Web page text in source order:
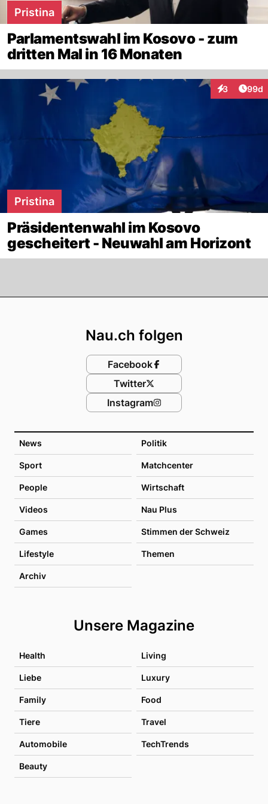
Pristina
Parlamentswahl im Kosovo - zum
dritten Mal in 16 Monaten
3
Interaktionen
99d
Pristina
Präsidentenwahl im Kosovo
gescheitert - Neuwahl am Horizont
News Politik
Sport Matchcenter
People Wirtschaft
Videos Nau Plus
Games Stimmen der Schweiz
Lifestyle Themen
Archiv
Unsere Magazine
Health Living
Liebe Luxury
Family Food
Tiere Travel
Automobile TechTrends
Beauty
Nau.ch folgen
Facebook
Twitter
Instagram